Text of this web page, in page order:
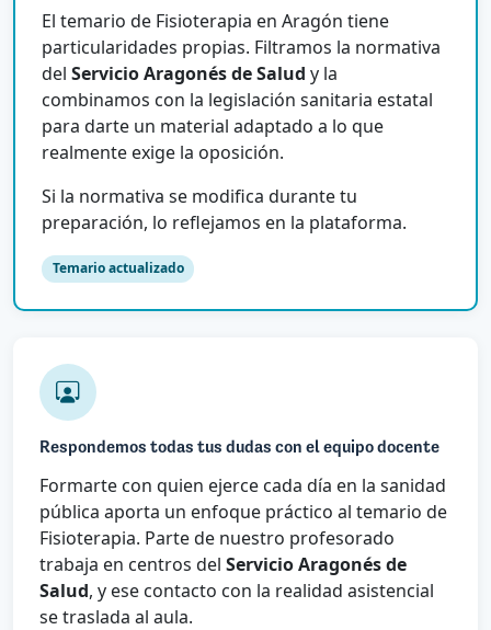
El temario de Fisioterapia en Aragón tiene
particularidades propias. Filtramos la normativa
del Servicio Aragonés de Salud y la
combinamos con la legislación sanitaria estatal
para darte un material adaptado a lo que
realmente exige la oposición.
Si la normativa se modifica durante tu
preparación, lo reflejamos en la plataforma.
Temario actualizado
Respondemos todas tus dudas con el equipo docente
Formarte con quien ejerce cada día en la sanidad
pública aporta un enfoque práctico al temario de
Fisioterapia. Parte de nuestro profesorado
trabaja en centros del Servicio Aragonés de
Salud, y ese contacto con la realidad asistencial
se traslada al aula.